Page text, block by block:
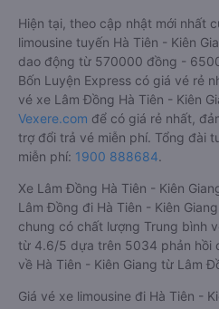
Hiện tại, theo cập nhật mới nhất
limousine tuyến Hà Tiên - Kiên
dao động từ 570000 đồng -
Bốn Luyện Express có giá vé rẻ
vé xe Lâm Đồng Hà Tiên - Kiên
Vexere.com để có giá rẻ nhất,
trợ đổi trả vé miễn phí. Tổng đài
miễn phí: 1900 888684.
Xe Lâm Đồng Hà Tiên - Kiên
Lâm Đồng đi Hà Tiên - Kiên
chung có chất lượng Trung bình
từ 4.6/5 dựa trên 5034 phản hồi
về Hà Tiên - Kiên Giang từ Lâm
Giá vé xe limousine đi Hà Tiên -